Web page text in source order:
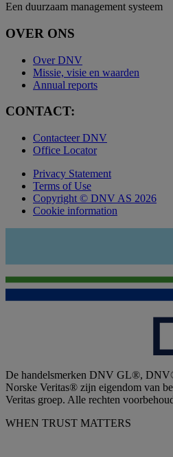
Een duurzaam management systeem
OVER ONS
Over DNV
Missie, visie en waarden
Annual reports
CONTACT:
Contacteer DNV
Office Locator
Privacy Statement
Terms of Use
Copyright © DNV AS 2026
Cookie information
De handelsmerken DNV GL®,
Norske Veritas® zijn eigendom van
Veritas groep. Alle rechten
WHEN TRUST MATTERS